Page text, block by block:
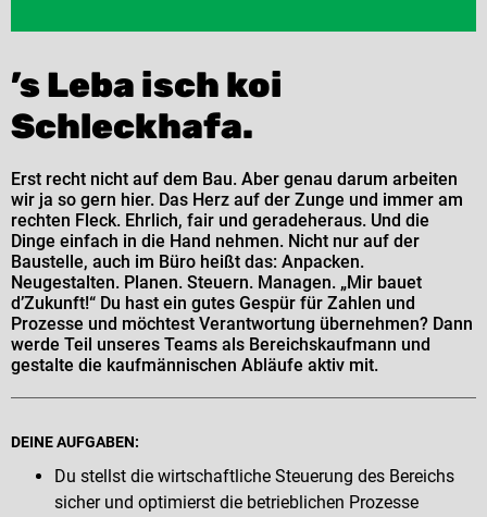
’s Leba isch koi
Schleckhafa.
Erst recht nicht auf dem Bau. Aber genau darum arbeiten
wir ja so gern hier. Das Herz auf der Zunge und immer am
rechten Fleck. Ehrlich, fair und geradeheraus. Und die
Dinge einfach in die Hand nehmen. Nicht nur auf der
Baustelle, auch im Büro heißt das: Anpacken.
Neugestalten. Planen. Steuern. Managen. „Mir bauet
d’Zukunft!“ Du hast ein gutes Gespür für Zahlen und
Prozesse und möchtest Verantwortung übernehmen? Dann
werde Teil unseres Teams als Bereichskaufmann und
gestalte die kaufmännischen Abläufe aktiv mit.
DEINE AUFGABEN:
Du stellst die wirtschaftliche Steuerung des Bereichs
sicher und optimierst die betrieblichen Prozesse